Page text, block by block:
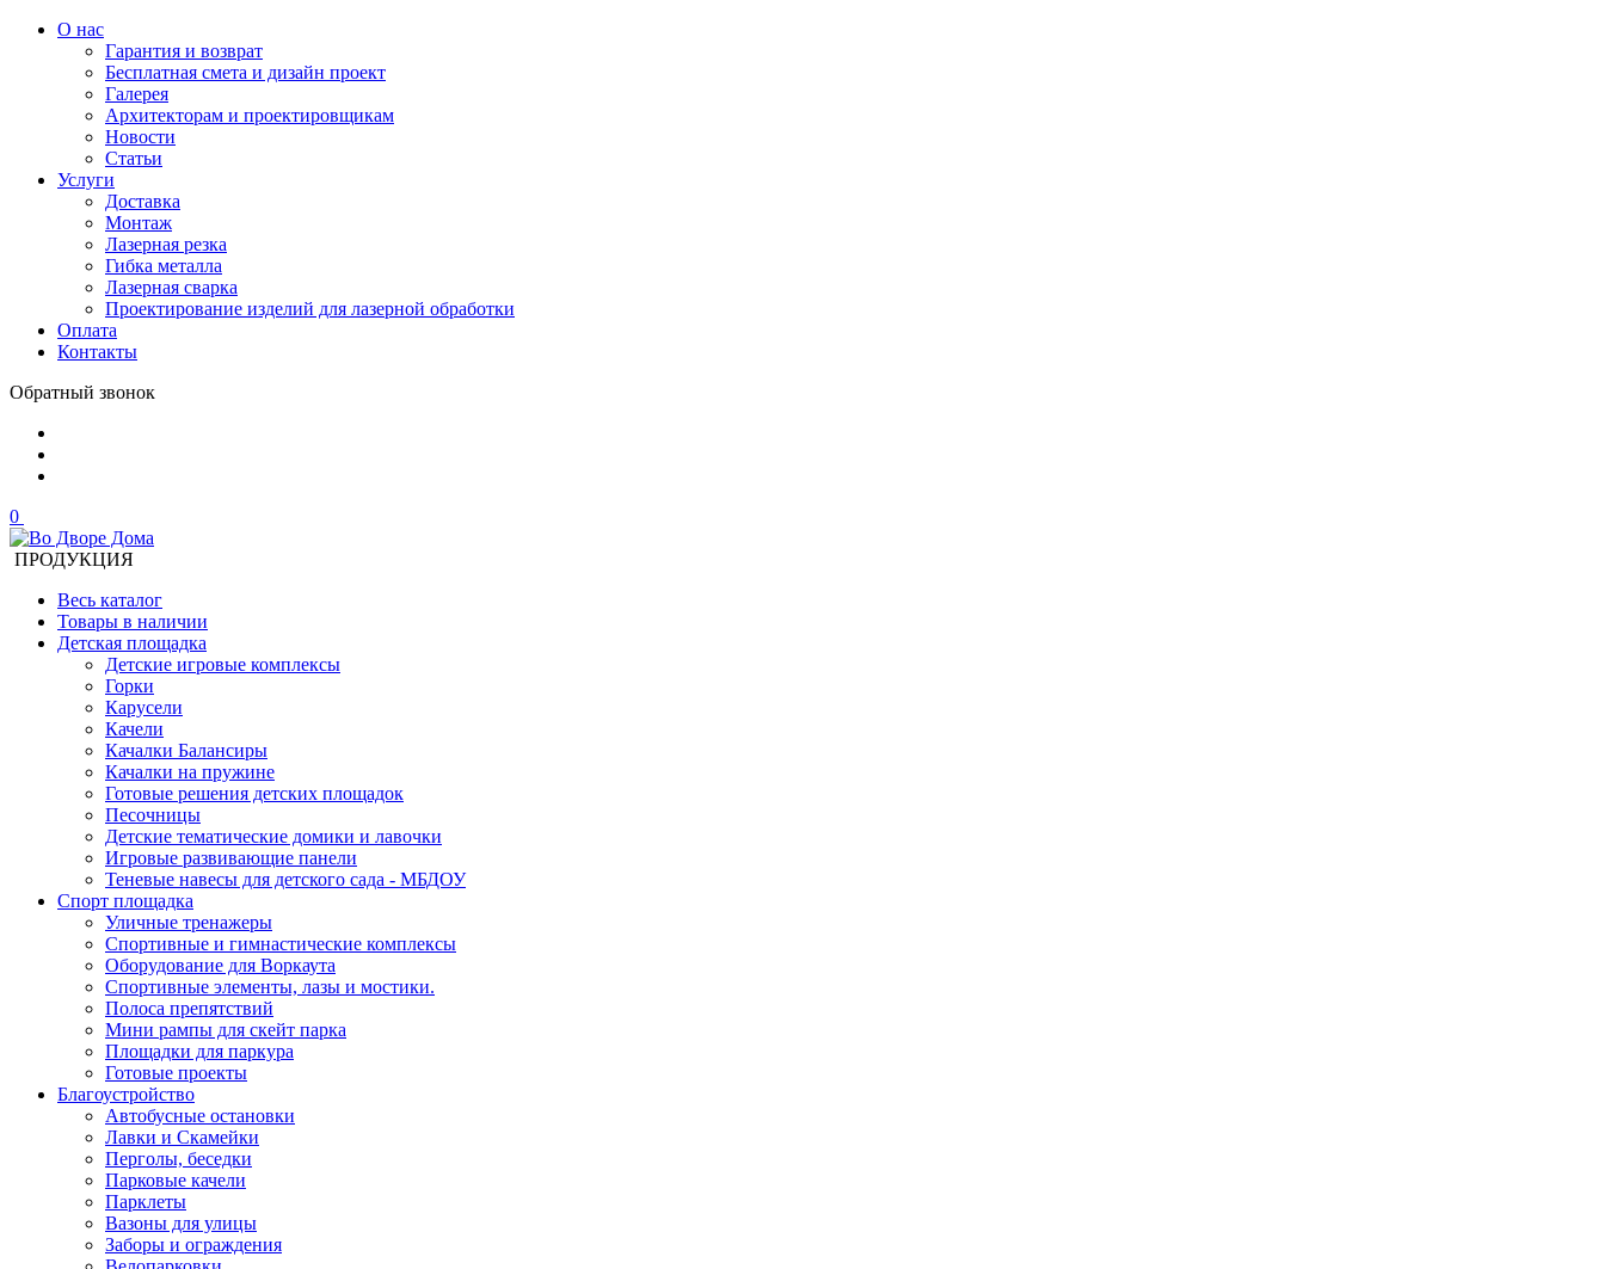
О нас
Гарантия и возврат
Бесплатная смета и дизайн проект
Галерея
Архитекторам и проектировщикам
Новости
Статьи
Услуги
Доставка
Монтаж
Лазерная резка
Гибка металла
Лазерная сварка
Проектирование изделий для лазерной обработки
Оплата
Контакты
Обратный звонок
0
ПРОДУКЦИЯ
Весь каталог
Товары в наличии
Детская площадка
Детские игровые комплексы
Горки
Карусели
Качели
Качалки Балансиры
Качалки на пружине
Готовые решения детских площадок
Песочницы
Детские тематические домики и лавочки
Игровые развивающие панели
Теневые навесы для детского сада - МБДОУ
Спорт площадка
Уличные тренажеры
Спортивные и гимнастические комплексы
Оборудование для Воркаута
Спортивные элементы, лазы и мостики.
Полоса препятствий
Мини рампы для скейт парка
Площадки для паркура
Готовые проекты
Благоустройство
Автобусные остановки
Лавки и Скамейки
Перголы, беседки
Парковые качели
Парклеты
Вазоны для улицы
Заборы и ограждения